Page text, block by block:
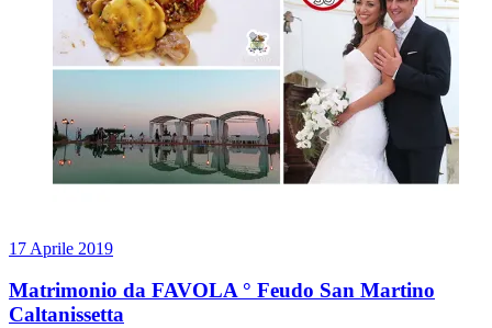
17 Aprile 2019
Matrimonio da FAVOLA ° Feudo San Martino
Caltanissetta